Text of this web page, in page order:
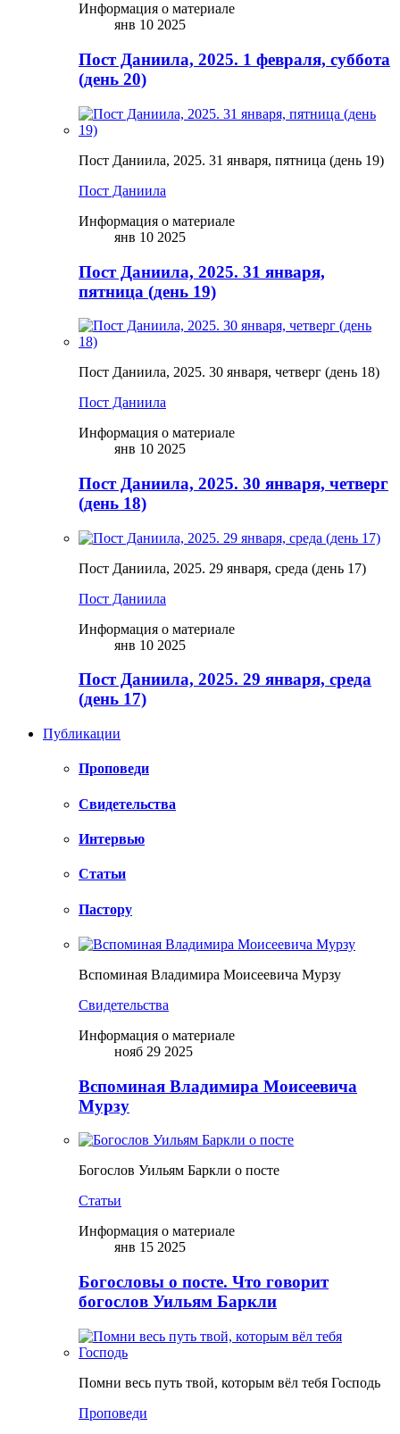
Информация о материале
янв 10 2025
Пост Даниила, 2025. 1 февраля, суббота
(день 20)
Пост Даниила, 2025. 31 января, пятница (день 19)
Пост Даниила
Информация о материале
янв 10 2025
Пост Даниила, 2025. 31 января,
пятница (день 19)
Пост Даниила, 2025. 30 января, четверг (день 18)
Пост Даниила
Информация о материале
янв 10 2025
Пост Даниила, 2025. 30 января, четверг
(день 18)
Пост Даниила, 2025. 29 января, среда (день 17)
Пост Даниила
Информация о материале
янв 10 2025
Пост Даниила, 2025. 29 января, среда
(день 17)
Публикации
Проповеди
Свидетельства
Интервью
Статьи
Пастору
Вспоминая Владимира Моисеевича Мурзу
Свидетельства
Информация о материале
нояб 29 2025
Вспоминая Владимира Моисеевича
Мурзу
Богослов Уильям Баркли о посте
Статьи
Информация о материале
янв 15 2025
Богословы о посте. Что говорит
богослов Уильям Баркли
Помни весь путь твой, которым вёл тебя Господь
Проповеди